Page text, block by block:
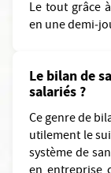
Le tout grâce
en une
Le bilan de
salariés ?
Ce genre de
utilement le
système de